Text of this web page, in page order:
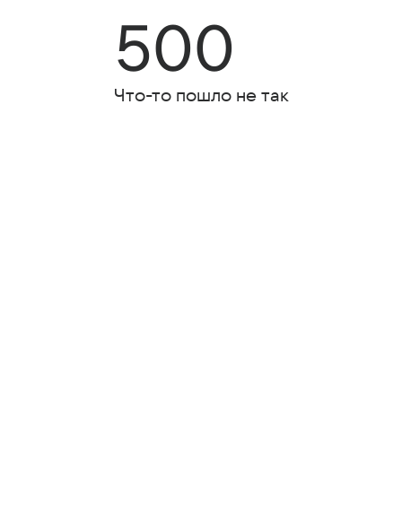
500
Что-то пошло не так